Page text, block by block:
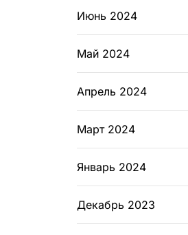
Июнь 2024
Май 2024
Апрель 2024
Март 2024
Январь 2024
Декабрь 2023